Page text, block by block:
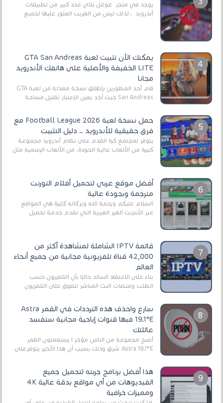
يوجد في متجر غوغل بلاي عدد كبير من تطبيقات
أندرويد ، لذلك ليس من الغريب العثور عليها لجميع
يمكنك الآن تثبيت لعبة GTA San Andreas
LITE الخفيفة والأصلية على هاتفك الأندرويد
مجانا
قام أحد المطورين بإطلاق نسخة معدلة من لعبة GTA
San Andreas حيث أخد بعين الإعتبار تقليل مساحة
حمل نسخة لعبة Football League 2026 مع
فرق حقيقية للأندرويد .. دليل التثبيت
يتوفر لمجتمع كرة القدم على نظام أندرويد مجموعة
كبيرة من الألعاب عالية الجودة. من الألعاب الرسمية مثل
أفضل موقع عربي لتحميل أفلام التورنت
مترجمة وبجودة عالية
السلام عليكم ورحمة الله وبركاته كثيرة هي المواقع
عبر الأنترنت الغير العربية التي تقدم خدمة تحميل
قائمة IPTV الشاملة لمشاهدة أكثر من
42,000 قناة تلفزيونية مجانية من جميع أنحاء
العالم
بناءً على الاعتقاد السائد حاليًا بأن التلفزيون حسب
الطلب ومنصات البث المباشر تتفوق على التلفزيون
سارع واحذف هذه الترددات في القمر Astra
19.1°E فبها قنوات إباحية مجانية ستفسد
عائلتك
أصبح مجموعة من الناس مؤخر ا يستعملون القمر
Astra 19.1°E شرق وذلك بسبب أن هذا الأخير يتوفرعلى
هذا أفضل برنامج جربته لتحميل جميع
الفيديوهات من أي مواقع بدقة عالية 4K
ومميزات خرافية